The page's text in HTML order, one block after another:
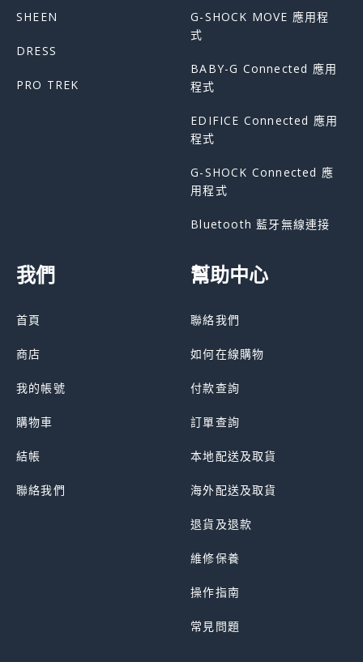
SHEEN
DRESS
PRO TREK
G-SHOCK MOVE 應用程
式
BABY-G Connected 應用
程式
EDIFICE Connected 應用
程式
G-SHOCK Connected 應
用程式
Bluetooth 藍牙無線連接
我們
首頁
商店
我的帳號
購物車
結帳
聯絡我們
幫助中心
聯絡我們
如何在線購物
付款查詢
訂單查詢
本地配送及取貨
海外配送及取貨
退貨及退款
維修保養
操作指南
常見問題